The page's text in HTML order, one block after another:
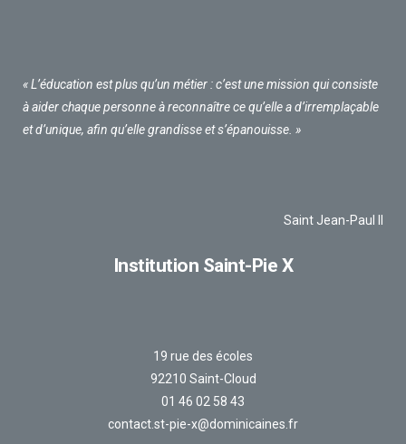
« L’éducation est plus qu’un métier : c’est une mission qui consiste
à aider chaque personne à reconnaître ce qu’elle a d’irremplaçable
et d’unique, afin qu’elle grandisse et s’épanouisse. »
Saint Jean-Paul II
Institution Saint-Pie X
19 rue des écoles
92210 Saint-Cloud
01 46 02 58 43
contact.st-pie-x@dominicaines.fr